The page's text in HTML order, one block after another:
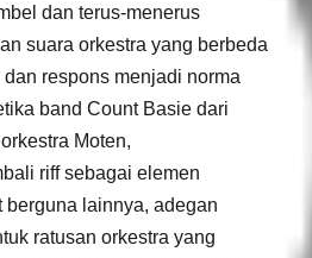
dan terus-menerus
suara orkestra yang berbeda
respons menjadi norma
band Count Basie dari
Moten,
riff sebagai elemen
berguna lainnya, adegan
ratusan orkestra yang